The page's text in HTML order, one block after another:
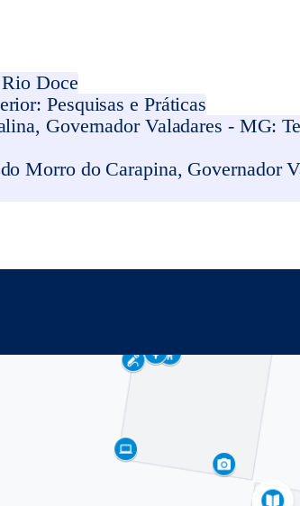
Doce
Pesquisas e Práticas
Governador Valadares - MG:
Morro do Carapina, Governador